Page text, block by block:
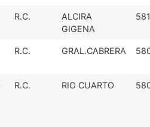
R.C.
ALCIRA
GIGENA
R.C. GRAL.CABRERA
R.C. RIO CUARTO